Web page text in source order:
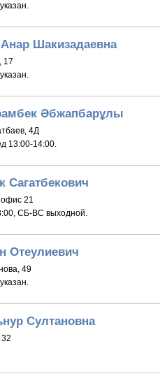
Шакизадаевна
17
Әбжапбарұлы
4Д
13:00-14:00.
Сагатбекович
офис 21
СБ-ВС выходной.
Отеулиевич
49
Султановна